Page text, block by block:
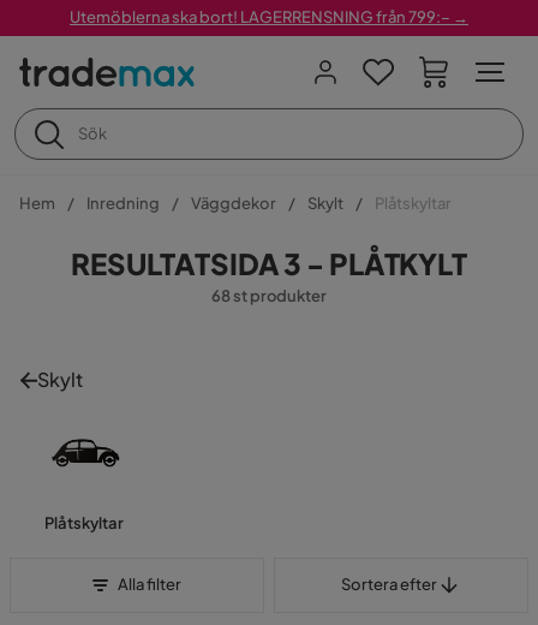
Utemöblerna ska bort! LAGERRENSNING från 799:– →
Hem Inredning Väggdekor Skylt Plåtskyltar
RESULTATSIDA 3 - PLÅTKYLT
68 st produkter
Skylt
Plåtskyltar
Alla filter Sortera efter